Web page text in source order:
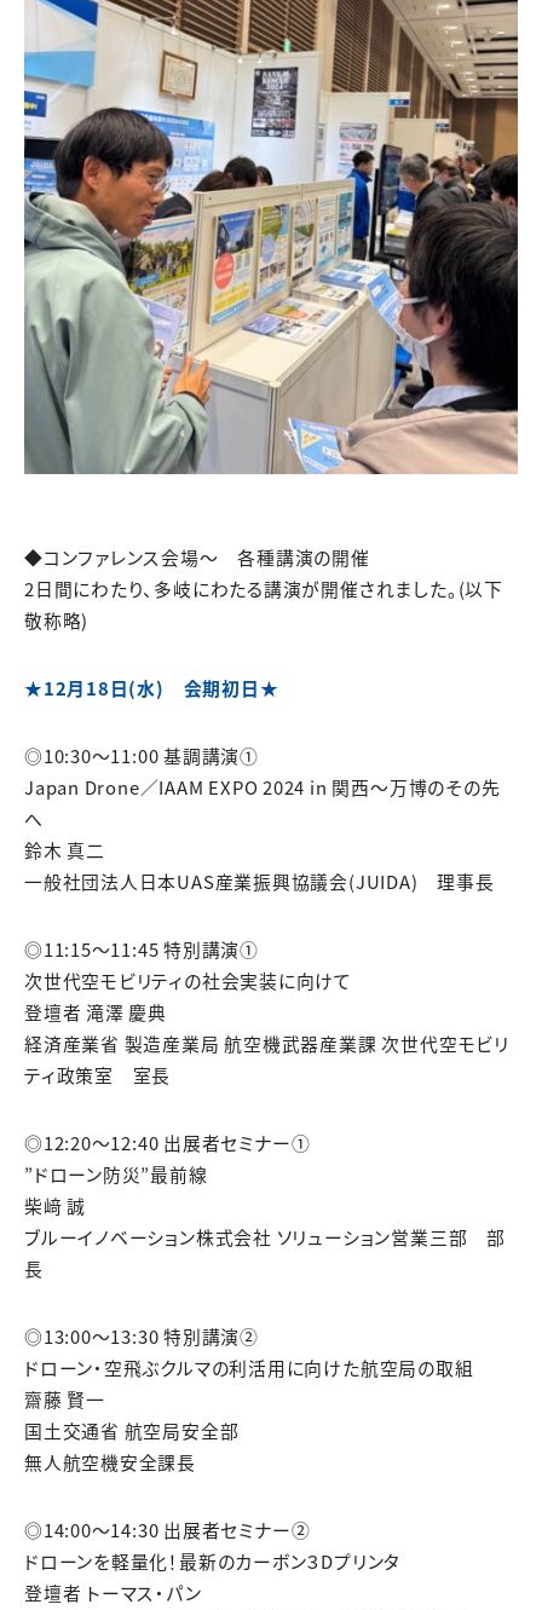
◆コンファレンス会場～ 各種講演の開催
2日間にわたり、多岐にわたる講演が開催されました。(以下
敬称略)
★12月18日(水) 会期初日★
◎10:30～11:00 基調講演①
Japan Drone／IAAM EXPO 2024 in 関西～万博のその先
へ
鈴木 真二
一般社団法人日本UAS産業振興協議会(JUIDA) 理事長
◎11:15～11:45 特別講演①
次世代空モビリティの社会実装に向けて
登壇者 滝澤 慶典
経済産業省 製造産業局 航空機武器産業課 次世代空モビリ
ティ政策室 室長
◎12:20～12:40 出展者セミナー①
”ドローン防災”最前線
柴﨑 誠
ブルーイノベーション株式会社 ソリューション営業三部 部
長
◎13:00～13:30 特別講演②
ドローン・空飛ぶクルマの利活用に向けた航空局の取組
齋藤 賢一
国土交通省 航空局安全部
無人航空機安全課長
◎14:00～14:30 出展者セミナー②
ドローンを軽量化！最新のカーボン３Dプリンタ
登壇者 トーマス・パン